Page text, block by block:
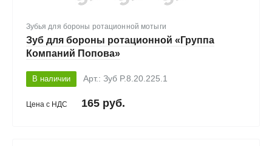
Зубья для бороны ротационной мотыги
Зуб для бороны ротационной «Группа
Компаний Попова»
В наличии Арт.: Зуб P.8.20.225.1
Цена с НДС 165 руб.